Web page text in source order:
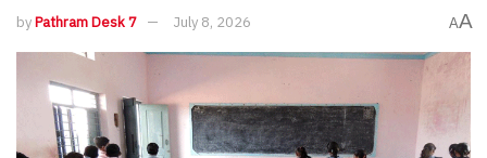
byPathram Desk 7 July 8, 2026 AA